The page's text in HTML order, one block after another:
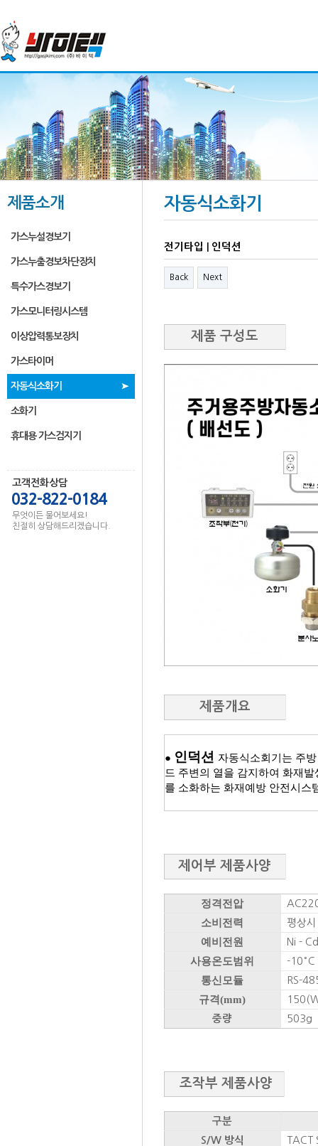
제품소개
가스누설경보기
가스누출경보차단장치
특수가스경보기
가스모니터링시스템
이상압력통보장치
가스타이머
자동식소화기
소화기
휴대용 가스검지기
고객전화상담
032-822-0184
무엇이든 물어보세요!
친절히 상담해드리겠습니다.
자동식소화기
전기타입 | 인덕션
Back Next
제품 구성도
제품개요
● 인덕션
자동식소회기는 주
드 주변의 열을 감지하여 화재발
를 소화하는 화재예방 안전시스
제어부 제품사양
정격전압
소비전력 평상
예비전원 Ni -
사용온도범위 -10°
통신모듈 RS-
규격(mm)
중량 503g
조작부 제품사양
구분
S/W 방식
TACT